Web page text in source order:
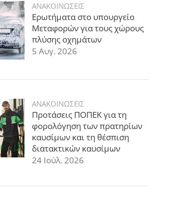
ΑΝΑΚΟΙΝΩΣΕΙΣ
Ερωτήματα στο υπουργείο
Μεταφορών για τους χώρους
πλύσης οχημάτων
5 Αυγ. 2026
ΑΝΑΚΟΙΝΩΣΕΙΣ
Προτάσεις ΠΟΠΕΚ για τη
φορολόγηση των πρατηρίων
καυσίμων και τη θέσπιση
διατακτικών καυσίμων
24 Ιούλ. 2026